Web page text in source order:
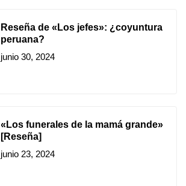
Reseña de «Los jefes»: ¿coyuntura
peruana?
junio 30, 2024
«Los funerales de la mamá grande»
[Reseña]
junio 23, 2024